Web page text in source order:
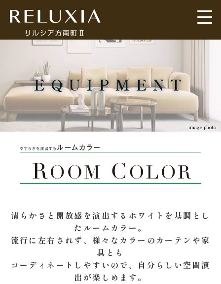
トップ
アクセス デザイン
間取り 設備仕様
ブランド
image photo
EQUIPMENT
機能性を備えた設備も充実
清らかさと開放感を演出するホワイトを基調とし
たルームカラー。
流行に左右されず、様々なカラーのカーテンや家
具とも
コーディネートしやすいので、自分らしい空間演
出が楽しめます。